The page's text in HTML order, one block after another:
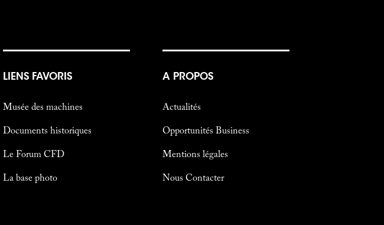
LIENS FAVORIS
Musée des machines
Documents historiques
Le Forum CFD
La base photo
A PROPOS
Actualités
Opportunités Business
Mentions légales
Nous Contacter